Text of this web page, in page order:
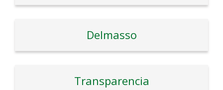
Delmasso
Transparencia